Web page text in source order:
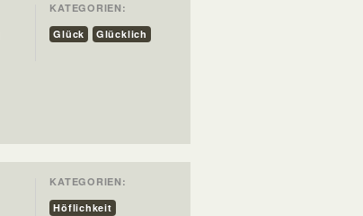
KATEGORIEN:
Glück
Glücklich
KATEGORIEN:
Höflichkeit